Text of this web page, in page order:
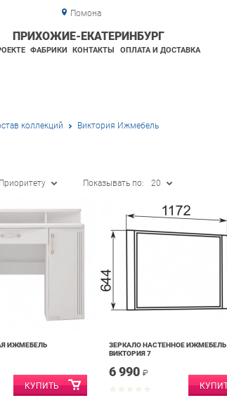
Помона
ПРИХОЖИЕ-ЕКАТЕРИНБУРГ
ФАБРИКИ КОНТАКТЫ ОПЛАТА И ДОСТАВКА
коллекций Виктория Ижмебель
Приоритету Показывать по: 20
ИЖМЕБЕЛЬ
ЗЕРКАЛО НАСТЕННОЕ ИЖМЕБЕЛЬ
ВИКТОРИЯ 7
6 990 ₽